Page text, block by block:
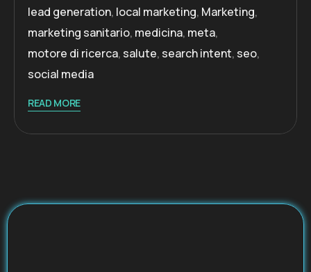
lead generation, local marketing, Marketing,
marketing sanitario, medicina, meta,
motore di ricerca, salute, search intent, seo,
social media
READ MORE